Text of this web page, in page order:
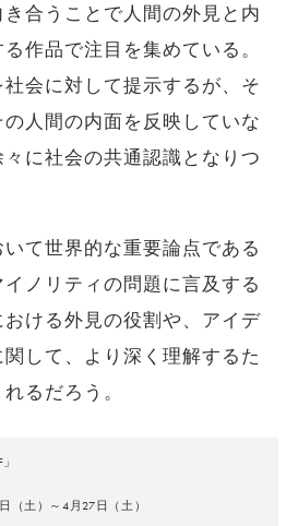
合うことで人間の外見と内
作品で注目を集めている。
会に対して提示するが、そ
人間の内面を反映していな
に社会の共通認識となりつ
て世界的な重要論点である
ノリティの問題に言及する
ける外見の役割や、アイデ
して、より深く理解するた
るだろう。
（土）～4月27日（土）